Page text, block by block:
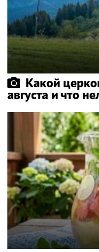
Какой
августа и что